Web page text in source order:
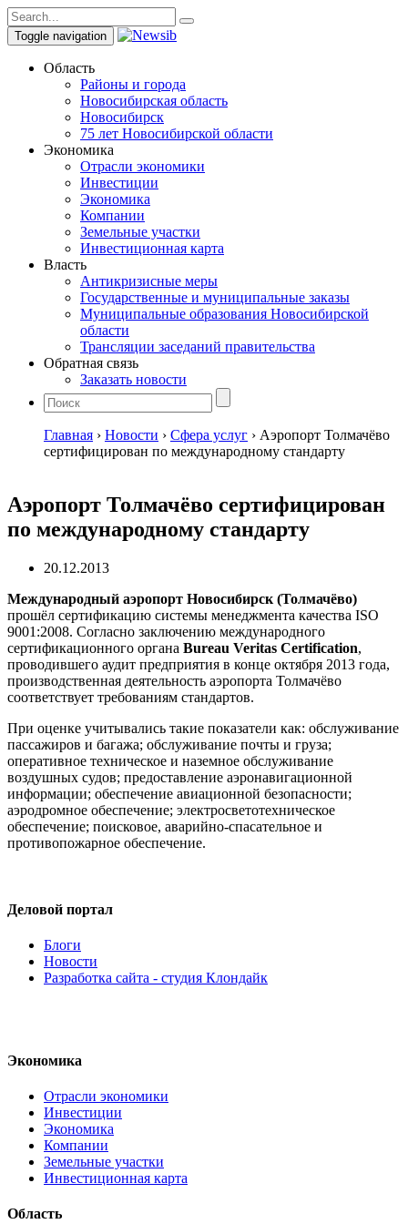
Toggle navigation
Область
Районы и города
Новосибирская область
Новосибирск
75 лет Новосибирской области
Экономика
Отрасли экономики
Инвестиции
Экономика
Компании
Земельные участки
Инвестиционная карта
Власть
Антикризисные меры
Государственные и муниципальные заказы
Муниципальные образования Новосибирской
области
Трансляции заседаний правительства
Обратная связь
Заказать новости
Главная › Новости › Сфера услуг › Аэропорт Толмачёво
сертифицирован по международному стандарту
Аэропорт Толмачёво сертифицирован
по международному стандарту
20.12.2013
Международный аэропорт Новосибирск (Толмачёво)
прошёл сертификацию системы менеджмента качества ISO
9001:2008. Согласно заключению международного
сертификационного органа Bureau Veritas Certification,
проводившего аудит предприятия в конце октября 2013 года,
производственная деятельность аэропорта Толмачёво
соответствует требованиям стандартов.
При оценке учитывались такие показатели как: обслуживание
пассажиров и багажа; обслуживание почты и груза;
оперативное техническое и наземное обслуживание
воздушных судов; предоставление аэронавигационной
информации; обеспечение авиационной безопасности;
аэродромное обеспечение; электросветотехническое
обеспечение; поисковое, аварийно-спасательное и
противопожарное обеспечение.
Деловой портал
Блоги
Новости
Разработка сайта - студия Клондайк
Экономика
Отрасли экономики
Инвестиции
Экономика
Компании
Земельные участки
Инвестиционная карта
Область